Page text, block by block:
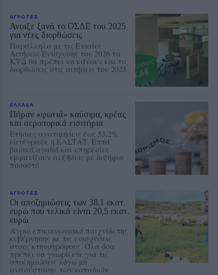
ΑΓΡΟΤΕΣ
Ανοιξε ξανά το ΟΣΔΕ του 2025
για νέες διορθώσεις
Παράλληλα με τις Ενιαίες
Αιτήσεις Ενίσχυσης του 2026 τα
ΚΥΔ θα πρέπει να κάνουν και τις
διορθώσεις στις αιτήσεις του 2025
ΕΛΛΑΔΑ
Πήραν «φωτιά» καύσιμα, κρέας
και αεροπορικά εισιτήρια
Ετήσιες ανατιμήσεις έως 53,2%
κατέγραψε η ΕΛΣΤΑΤ. Επτά
βασικά αγαθά και υπηρεσίες
εμφανίζουν αυξήσεις με διψήφιο
ποσοστό
ΑΓΡΟΤΕΣ
Οι αποζημιώσεις των 38,1 εκατ.
ευρώ που τελικά είναι 20,5 εκατ.
ευρώ
Άγριο επικοινωνιακό παιχνίδι της
κυβέρνησης με τις ενισχύσεις
στους κτηνοτρόφους. Όλα όσα
πρέπει να γνωρίζετε για τις
αποζημιώσεις λόγω μη
ανασύστασης των κοπαδιών